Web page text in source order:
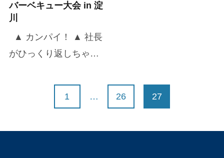
バーベキュー大会 in 淀
川
▲ カンパイ！ ▲ 社長
がひっくり返しちゃい
しんでいます
1
… 26 27